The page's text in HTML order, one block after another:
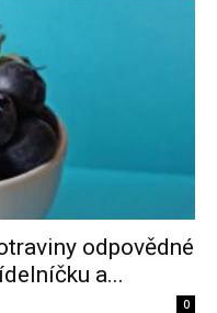
odpovědné
a...
0